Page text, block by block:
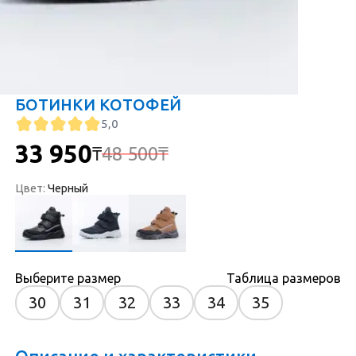
БОТИНКИ КОТОФЕЙ
5,0
33 950₸48 500₸
Цвет: Черный
Выберите размер Таблица размеров
30 31 32 33 34 35